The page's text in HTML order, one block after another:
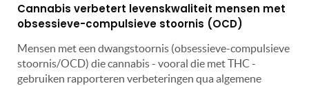
Cannabis verbetert levenskwaliteit mensen met
obsessieve-compulsieve stoornis (OCD)
Mensen met een dwangstoornis (obsessieve-compulsieve
stoornis/OCD) die cannabis - vooral die met THC -
gebruiken rapporteren verbeteringen qua algemene